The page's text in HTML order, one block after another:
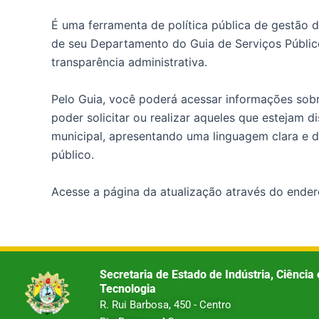
É uma ferramenta de política pública de gestão
de seu Departamento do Guia de Serviços
transparência administrativa.
Pelo Guia, você poderá acessar informações
poder solicitar ou realizar aqueles que estejam
municipal, apresentando uma linguagem clara
público.
Acesse a página da atualização através do
Secretaria de Estado de Indústria, Ciência
Tecnologia
R. Rui Barbosa, 450 - Centro